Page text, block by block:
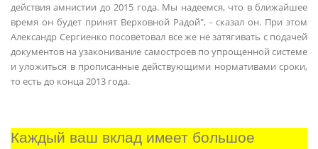
действия амнистии до 2015 года. Мы надеемся, что в ближайшее
время он будет принят Верховной Радой", - сказал он. При этом
Александр Сергиенко посоветовал все же не затягивать с подачей
документов на узаконивание самостроев по упрощенной системе
и уложиться в прописанные действующими нормативами сроки,
то есть до конца 2013 года.
Каждый ваш вклад имеет большое